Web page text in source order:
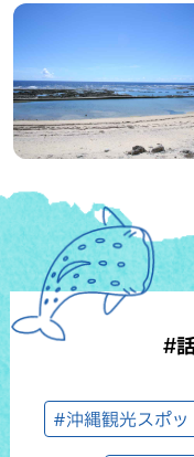
#
#沖縄観光スポッ